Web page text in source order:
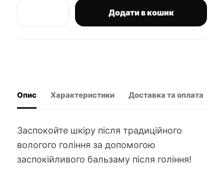
Bluebeards
100
Додати в кошик
Опис Характеристики Доставка та оплата
Заспокойте шкіру після традиційного
вологого гоління за допомогою
заспокійливого бальзаму після гоління!